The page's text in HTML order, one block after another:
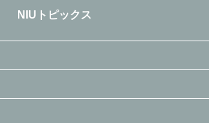
NIUトピックス